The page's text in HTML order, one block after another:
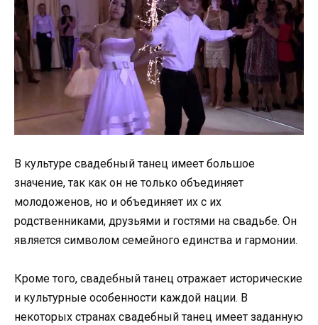
В культуре свадебный танец имеет большое
значение, так как он не только объединяет
молодоженов, но и объединяет их с их
родственниками, друзьями и гостями на свадьбе. Он
является символом семейного единства и гармонии.
Кроме того, свадебный танец отражает исторические
и культурные особенности каждой нации. В
некоторых странах свадебный танец имеет заданную